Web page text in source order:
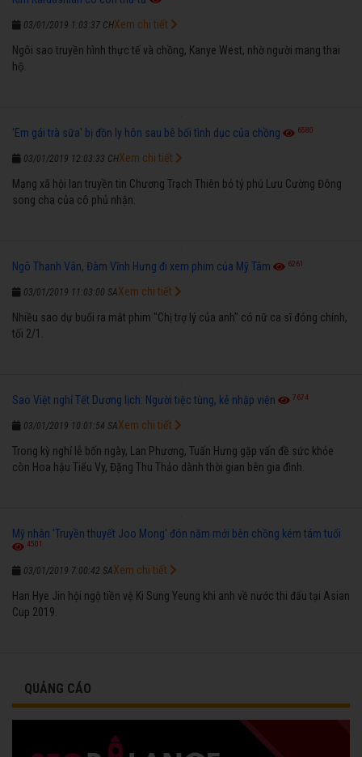
03/01/2019 1:03:37 CH
Ngôi sao truyền hình thực tế và chồng, Kanye West, nhờ người mang thai
hộ.
Xem chi tiết
'Em gái trà sữa' bị đồn ly hôn sau bê bối tình dục của chồng 6580
03/01/2019 12:03:33 CH
Mạng xã hội lan truyền tin Chương Trạch Thiên bỏ tỷ phú Lưu Cường Đông
song cha của cô phủ nhận.
Xem chi tiết
Ngô Thanh Vân, Đàm Vĩnh Hưng đi xem phim của Mỹ Tâm 6261
03/01/2019 11:03:00 SA
Nhiều sao dự buổi ra mắt phim "Chị trợ lý của anh" có nữ ca sĩ đóng chính,
tối 2/1.
Xem chi tiết
Sao Việt nghỉ Tết Dương lịch: Người tiệc tùng, kẻ nhập viện 7674
03/01/2019 10:01:54 SA
Trong kỳ nghỉ lễ bốn ngày, Lan Phương, Tuấn Hưng gặp vấn đề sức khỏe
còn Hoa hậu Tiểu Vy, Đặng Thu Thảo dành thời gian bên gia đình.
Xem chi tiết
Mỹ nhân 'Truyền thuyết Joo Mong' đón năm mới bên chồng kém tám tuổi
4501
03/01/2019 7:00:42 SA
Han Hye Jin hội ngộ tiền vệ Ki Sung Yeung khi anh về nước thi đấu tại Asian
Cup 2019.
Xem chi tiết
QUẢNG CÁO